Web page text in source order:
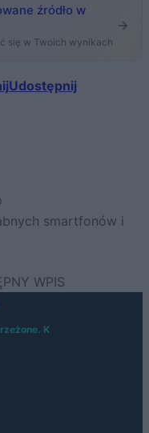
źródło w
się w Twoich wynikach
Udostępnij
smartfonów i
K